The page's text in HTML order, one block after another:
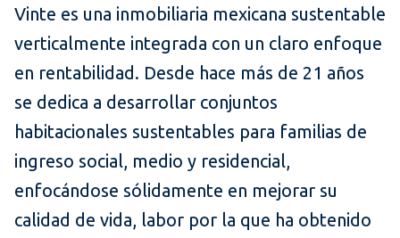
Vinte es una inmobiliaria mexicana sustentable
verticalmente integrada con un claro enfoque
en rentabilidad. Desde hace más de 21 años
se dedica a desarrollar conjuntos
habitacionales sustentables para familias de
ingreso social, medio y residencial,
enfocándose sólidamente en mejorar su
calidad de vida, labor por la que ha obtenido